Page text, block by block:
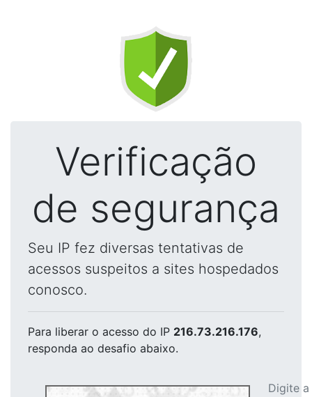
Verificação
de segurança
Seu IP fez diversas tentativas de
acessos suspeitos a sites hospedados
conosco.
Para liberar o acesso do IP 216.73.216.176,
responda ao desafio abaixo.
Digite